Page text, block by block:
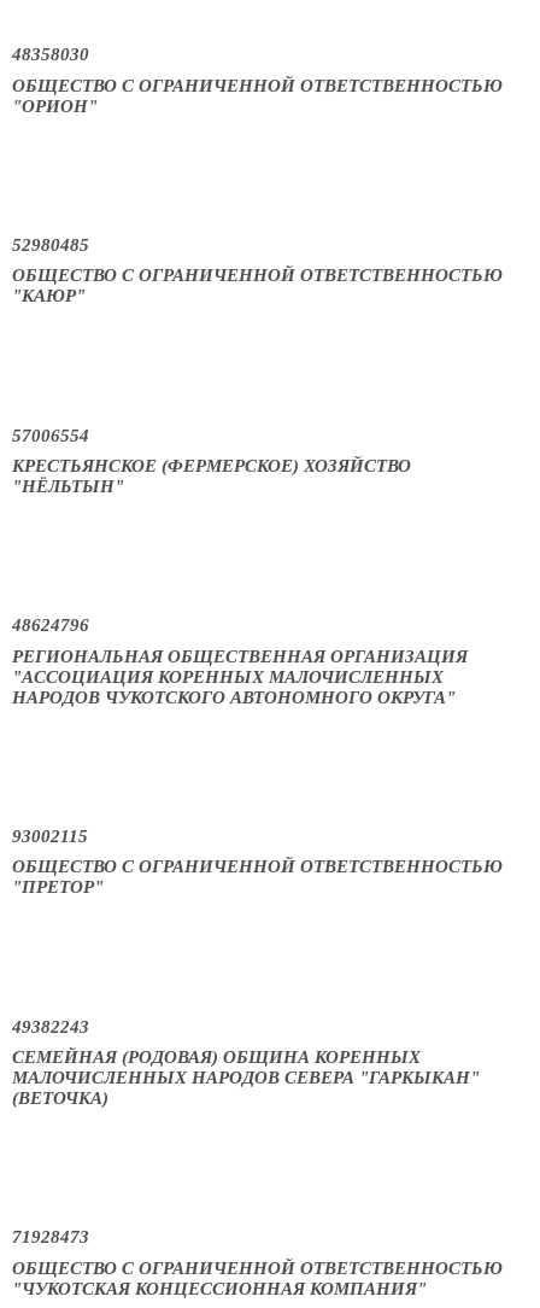
48358030
ОБЩЕСТВО С ОГРАНИЧЕННОЙ ОТВЕТСТВЕННОСТЬЮ
"ОРИОН"
52980485
ОБЩЕСТВО С ОГРАНИЧЕННОЙ ОТВЕТСТВЕННОСТЬЮ
"КАЮР"
57006554
КРЕСТЬЯНСКОЕ (ФЕРМЕРСКОЕ) ХОЗЯЙСТВО
"НЁЛЬТЫН"
48624796
РЕГИОНАЛЬНАЯ ОБЩЕСТВЕННАЯ ОРГАНИЗАЦИЯ
"АССОЦИАЦИЯ КОРЕННЫХ МАЛОЧИСЛЕННЫХ
НАРОДОВ ЧУКОТСКОГО АВТОНОМНОГО ОКРУГА"
93002115
ОБЩЕСТВО С ОГРАНИЧЕННОЙ ОТВЕТСТВЕННОСТЬЮ
"ПРЕТОР"
49382243
СЕМЕЙНАЯ (РОДОВАЯ) ОБЩИНА КОРЕННЫХ
МАЛОЧИСЛЕННЫХ НАРОДОВ СЕВЕРА "ГАРКЫКАН"
(ВЕТОЧКА)
71928473
ОБЩЕСТВО С ОГРАНИЧЕННОЙ ОТВЕТСТВЕННОСТЬЮ
"ЧУКОТСКАЯ КОНЦЕССИОННАЯ КОМПАНИЯ"